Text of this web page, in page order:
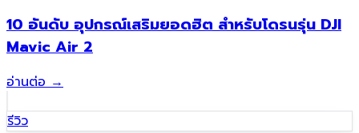
10 อันดับ อุปกรณ์เสริมยอดฮิต สำหรับโดรนรุ่น DJI
Mavic Air 2
อ่านต่อ→
รีวิว